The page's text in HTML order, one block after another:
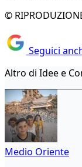
©
Seguici
Altro di Idee e
Medio Oriente